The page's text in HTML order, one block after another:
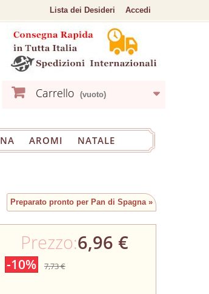
Accedi
Lista dei Desideri
Carrello (vuoto)
AROMI NATALE
Preparato pronto per Pan di Spagna »
Prezzo:6,96 €
-10% 7,73 €